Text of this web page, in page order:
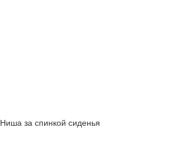
Ниша за спинкой сиденья